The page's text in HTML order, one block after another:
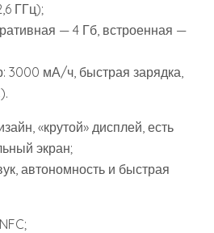
ГГц);
— 4 Гб, встроенная —
3000 мА/ч, быстрая зарядка,
«крутой» дисплей, есть
экран;
автономность и быстрая